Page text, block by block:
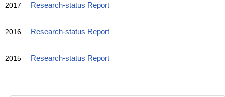
2017 Research-status Report
2016 Research-status Report
2015 Research-status Report